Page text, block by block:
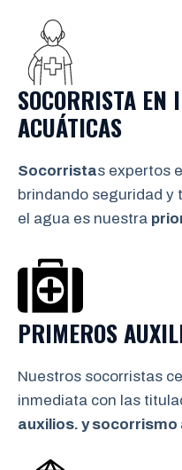
SOCORRISTA EN
ACUÁTICAS
Socorristas expertos
brindando seguridad y
el agua es nuestra
PRIMEROS
Nuestros socorristas
inmediata con las
auxilios. y socorrismo